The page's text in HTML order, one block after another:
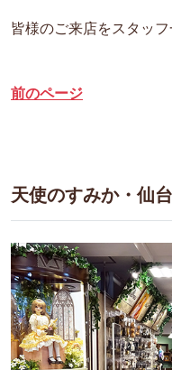
皆様のご来店をスタッ
前のページ
天使のすみか・仙